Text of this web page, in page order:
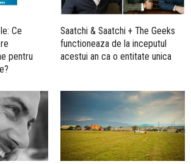
Ce
pentru
Saatchi & Saatchi + The Geeks
functioneaza de la inceputul
acestui an ca o entitate unica